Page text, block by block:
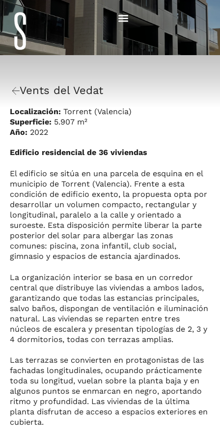
Vents del Vedat
Edificio residencial de 36 viviendas
El edificio se sitúa en una parcela de esquina en el
municipio de Torrent (Valencia). Frente a esta
condición de edificio exento, la propuesta opta por
desarrollar un volumen compacto, rectangular y
longitudinal, paralelo a la calle y orientado a
suroeste. Esta disposición permite liberar la parte
posterior del solar para albergar las zonas
comunes: piscina, zona infantil, club social,
gimnasio y espacios de estancia ajardinados.
La organización interior se basa en un corredor
central que distribuye las viviendas a ambos lados,
garantizando que todas las estancias principales,
salvo baños, dispongan de ventilación e iluminación
natural. Las viviendas se reparten entre tres
núcleos de escalera y presentan tipologías de 2, 3 y
4 dormitorios, todas con terrazas amplias.
Las terrazas se convierten en protagonistas de las
fachadas longitudinales, ocupando prácticamente
toda su longitud, vuelan sobre la planta baja y en
algunos puntos se enmarcan en negro, aportando
ritmo y profundidad. Las viviendas de la última
planta disfrutan de acceso a espacios exteriores en
cubierta.
Localización: Torrent (Valencia)
Superficie: 5.907 m²
Año: 2022
CONTACTO
(+34) 961 268 456
DIRECCIÓN
Avda. Corts Valencianes,